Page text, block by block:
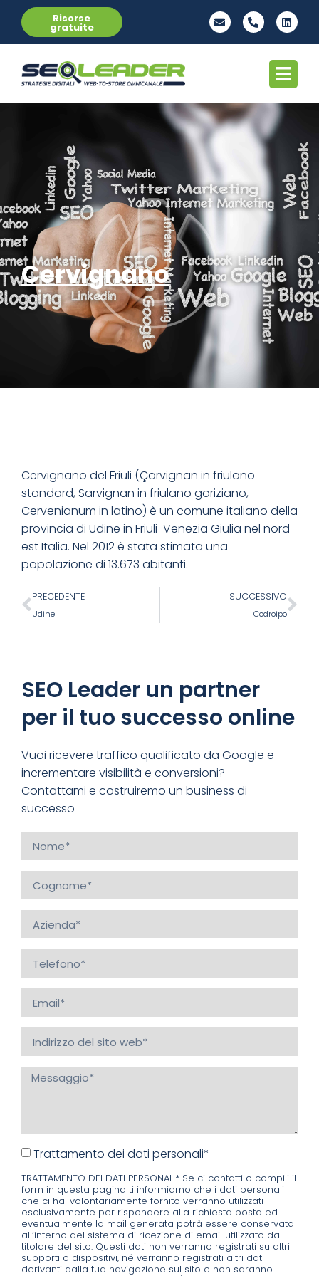
Risorse
gratuite
Cervignano
Cervignano del Friuli (Çarvignan in friulano
standard, Sarvignan in friulano goriziano,
Cervenianum in latino) è un comune italiano della
provincia di Udine in Friuli-Venezia Giulia nel nord-
est Italia. Nel 2012 è stata stimata una
popolazione di 13.673 abitanti.
PRECEDENTE
Udine
SUCCESSIVO
Codroipo
SEO Leader un partner
per il tuo successo online
Vuoi ricevere traffico qualificato da Google e
incrementare visibilità e conversioni?
Contattami e costruiremo un business di
successo
Trattamento dei dati personali*
TRATTAMENTO DEI DATI PERSONALI* Se ci contatti o compili il
form in questa pagina ti informiamo che i dati personali
che ci hai volontariamente fornito verranno utilizzati
esclusivamente per rispondere alla richiesta posta ed
eventualmente la mail generata potrà essere conservata
all’interno del sistema di ricezione di email utilizzato dal
titolare del sito. Questi dati non verranno registrati su altri
supporti o dispositivi, né verranno registrati altri dati
derivanti dalla tua navigazione sul sito e non saranno